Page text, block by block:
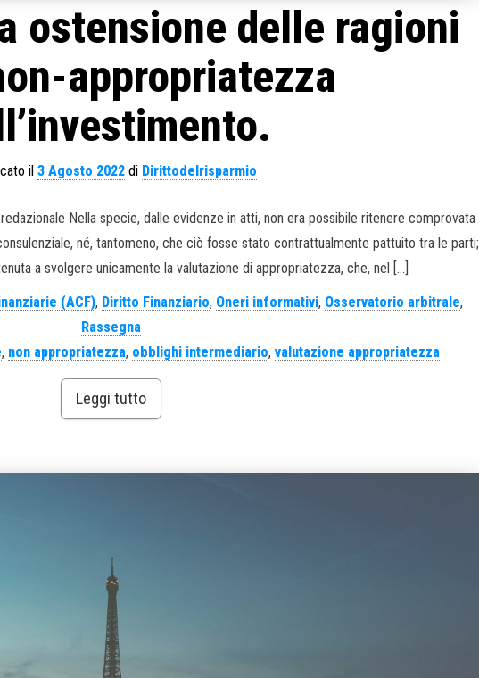
ostensione delle ragioni
appropriatezza
il 3 Agosto 2022di Dirittodelrisparmio
Nella specie, dalle evidenze in atti, non era possibile ritenere comprovata
né, tantomeno, che ciò fosse stato contrattualmente pattuito tra le parti;
a svolgere unicamente la valutazione di appropriatezza, che, nel […]
(ACF), Diritto Finanziario, Oneri informativi, Osservatorio arbitrale,
Rassegna
, non appropriatezza, obblighi intermediario,valutazione appropriatezza
Leggi tutto